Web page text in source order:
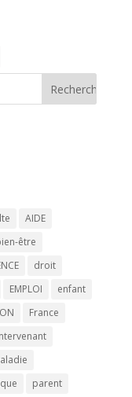
AIDE
être
droit
EMPLOI
enfant
France
parent